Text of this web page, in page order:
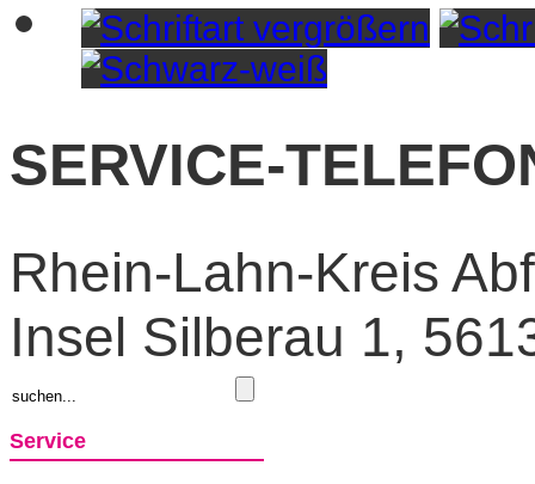
SERVICE-
Rhein-Lahn-Kreis
Insel Silberau 1,
Service